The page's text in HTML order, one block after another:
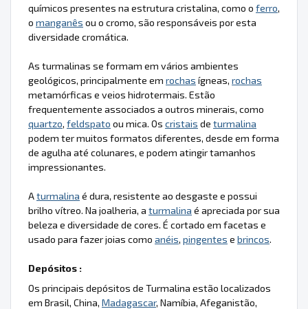
químicos presentes na estrutura cristalina, como o ferro,
o manganês ou o cromo, são responsáveis por esta
diversidade cromática.
As turmalinas se formam em vários ambientes
geológicos, principalmente em rochas ígneas, rochas
metamórficas e veios hidrotermais. Estão
frequentemente associados a outros minerais, como
quartzo, feldspato ou mica. Os cristais de turmalina
podem ter muitos formatos diferentes, desde em forma
de agulha até colunares, e podem atingir tamanhos
impressionantes.
Aturmalina é dura, resistente ao desgaste e possui
brilho vítreo. Na joalheria, a turmalina é apreciada por sua
beleza e diversidade de cores. É cortado em facetas e
usado para fazer joias como anéis, pingentes e brincos.
Depósitos :
Os principais depósitos de Turmalina estão localizados
em Brasil, China, Madagascar, Namíbia, Afeganistão,